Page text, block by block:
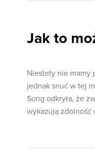
Jak to
Niestety nie mamy
jednak snuć w tej
Song odkryła, że
wykazują zdolność